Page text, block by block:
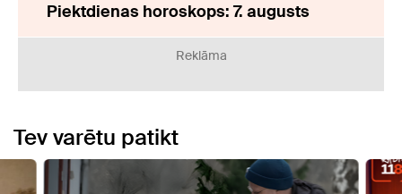
Piektdienas horoskops: 7. augusts
Reklāma
Tev varētu patikt